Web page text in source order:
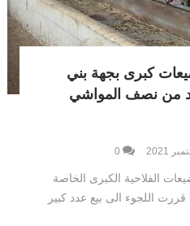
كبرى بجهة بني
من نصف المواشي
0
الفلاحية الكبرى الخاصة
قررت اللجوء الى بيع عدد كبير